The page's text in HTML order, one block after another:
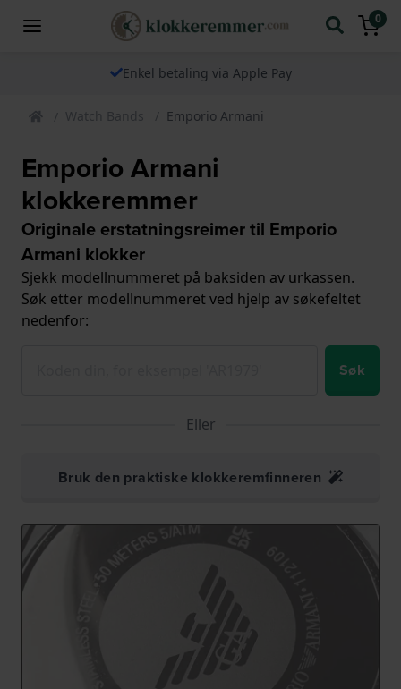
0
Enkel betaling via Apple Pay
Watch Bands Emporio Armani
Emporio Armani
klokkeremmer
Originale erstatningsreimer til Emporio
Armani klokker
Sjekk modellnummeret på baksiden av urkassen.
Søk etter modellnummeret ved hjelp av søkefeltet
nedenfor:
Søk
Eller
Bruk den praktiske klokkeremfinneren